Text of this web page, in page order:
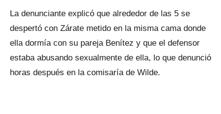
La denunciante explicó que alrededor de las 5 se
despertó con Zárate metido en la misma cama donde
ella dormía con su pareja Benítez y que el defensor
estaba abusando sexualmente de ella, lo que denunció
horas después en la comisaría de Wilde.